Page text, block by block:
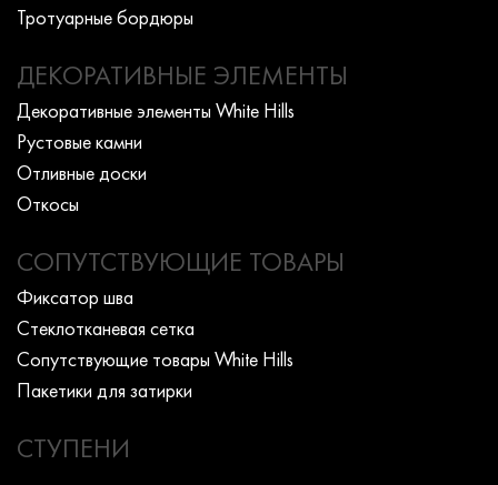
Тротуарные бордюры
ДЕКОРАТИВНЫЕ ЭЛЕМЕНТЫ
Декоративные элементы White Hills
Рустовые камни
Отливные доски
Откосы
СОПУТСТВУЮЩИЕ ТОВАРЫ
Фиксатор шва
Стеклотканевая сетка
Сопутствующие товары White Hills
Пакетики для затирки
СТУПЕНИ